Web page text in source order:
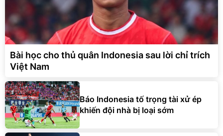
Bài học cho thủ quân Indonesia sau lời chỉ trích
Việt Nam
Báo Indonesia tố trọng tài xử ép
khiến đội nhà bị loại sớm